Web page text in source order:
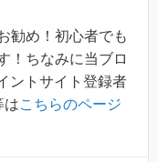
勧め！初心者でも
！ちなみに当ブロ
ントサイト登録者
はこちらのページ